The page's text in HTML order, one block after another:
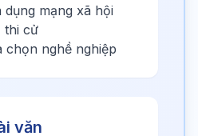
dụng mạng xã hội
thi cử
chọn nghề nghiệp
văn